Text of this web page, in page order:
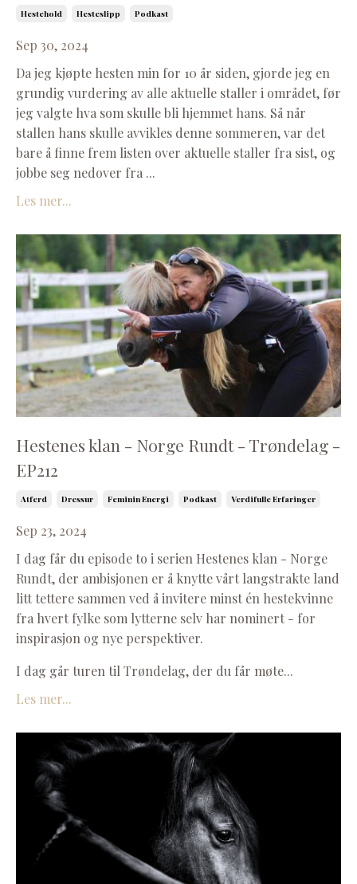
Hestehold Hesteslipp Podkast
Sep 30, 2024
Da jeg kjøpte hesten min for 10 år siden, gjorde jeg en
grundig vurdering av alle aktuelle staller i området, før
jeg valgte hva som skulle bli hjemmet hans. Så når
stallen hans skulle avvikles denne sommeren, var det
bare å finne frem listen over aktuelle staller fra sist, og
jobbe seg nedover fra ...
Les mer...
Hestenes klan - Norge Rundt - Trøndelag -
EP212
Atferd Dressur Feminin Energi Podkast Verdifulle Erfaringer
Sep 23, 2024
I dag får du episode to i serien Hestenes klan - Norge
Rundt, der ambisjonen er å knytte vårt langstrakte land
litt tettere sammen ved å invitere minst én hestekvinne
fra hvert fylke som lytterne selv har nominert - for
inspirasjon og nye perspektiver.
I dag går turen til Trøndelag, der du får møte...
Les mer...